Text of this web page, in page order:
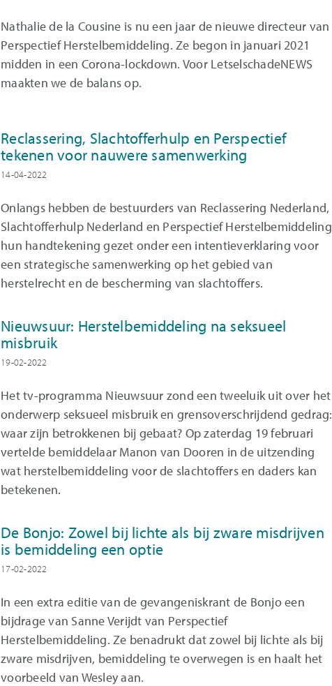
Nathalie de la Cousine is nu een jaar de nieuwe directeur van
Perspectief Herstelbemiddeling. Ze begon in januari 2021
midden in een Corona-lockdown. Voor LetselschadeNEWS
maakten we de balans op.
Reclassering, Slachtofferhulp en Perspectief
tekenen voor nauwere samenwerking
14-04-2022
Onlangs hebben de bestuurders van Reclassering Nederland,
Slachtofferhulp Nederland en Perspectief Herstelbemiddeling
hun handtekening gezet onder een intentieverklaring voor
een strategische samenwerking op het gebied van
herstelrecht en de bescherming van slachtoffers.
Nieuwsuur: Herstelbemiddeling na seksueel
misbruik
19-02-2022
Het tv-programma Nieuwsuur zond een tweeluik uit over het
onderwerp seksueel misbruik en grensoverschrijdend gedrag:
waar zijn betrokkenen bij gebaat? Op zaterdag 19 februari
vertelde bemiddelaar Manon van Dooren in de uitzending
wat herstelbemiddeling voor de slachtoffers en daders kan
betekenen.
De Bonjo: Zowel bij lichte als bij zware misdrijven
is bemiddeling een optie
17-02-2022
In een extra editie van de gevangeniskrant de Bonjo een
bijdrage van Sanne Verijdt van Perspectief
Herstelbemiddeling. Ze benadrukt dat zowel bij lichte als bij
zware misdrijven, bemiddeling te overwegen is en haalt het
voorbeeld van Wesley aan.